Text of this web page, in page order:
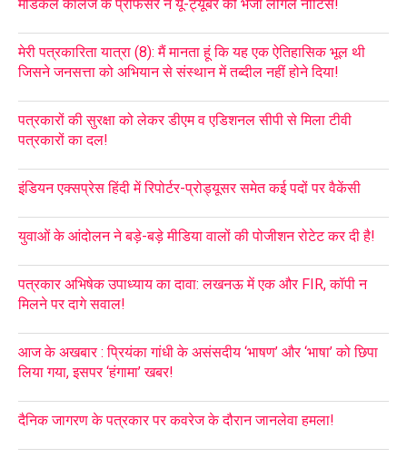
मेडिकल कॉलेज के प्रोफेसर ने यू-ट्यूबर को भेजा लीगल नोटिस!
मेरी पत्रकारिता यात्रा (8): मैं मानता हूं कि यह एक ऐतिहासिक भूल थी
जिसने जनसत्ता को अभियान से संस्थान में तब्दील नहीं होने दिया!
पत्रकारों की सुरक्षा को लेकर डीएम व एडिशनल सीपी से मिला टीवी
पत्रकारों का दल!
इंडियन एक्सप्रेस हिंदी में रिपोर्टर-प्रोड्यूसर समेत कई पदों पर वैकेंसी
युवाओं के आंदोलन ने बड़े-बड़े मीडिया वालों की पोजीशन रोटेट कर दी है!
पत्रकार अभिषेक उपाध्याय का दावा: लखनऊ में एक और FIR, कॉपी न
मिलने पर दागे सवाल!
आज के अखबार : प्रियंका गांधी के असंसदीय ‘भाषण’ और ‘भाषा’ को छिपा
लिया गया, इसपर ‘हंगामा’ खबर!
दैनिक जागरण के पत्रकार पर कवरेज के दौरान जानलेवा हमला!